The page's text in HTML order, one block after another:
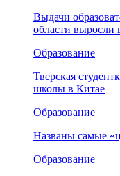
Выдачи
области выросли
Образование
Тверская
школы в Китае
Образование
Названы самые
Образование